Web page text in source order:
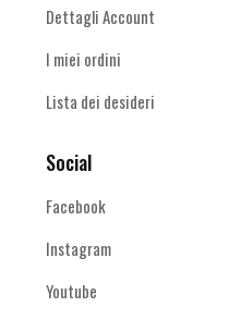
Dettagli Account
I miei ordini
Lista dei desideri
Social
Facebook
Instagram
Youtube